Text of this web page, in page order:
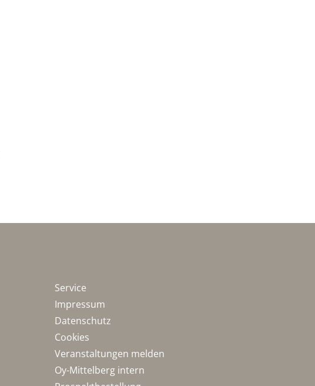
Service
Impressum
Datenschutz
Cookies
Veranstaltungen melden
Oy-Mittelberg intern